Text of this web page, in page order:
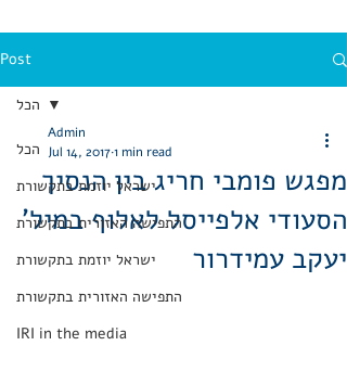
Post
הכל
ישראל יוזמת בתקשורת
התפישה האזורית בתקשורת
ישראל יוזמת בתקשורת
התפישה האזורית בתקשורת
IRI in the media
הכל
מפגש פומבי חריג בין הנסיך
הסעודי אלפייסל לאלוף במיל'
יעקב עמידרור
Admin
Jul 14, 20171 min read